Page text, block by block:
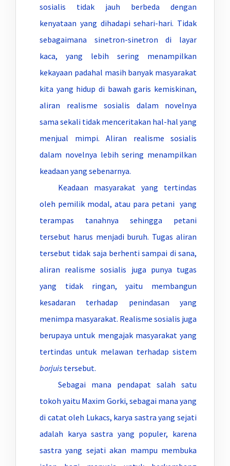
sosialis tidak jauh berbeda dengan
kenyataan yang dihadapi sehari-hari. Tidak
sebagaimana sinetron-sinetron di layar
kaca, yang lebih sering menampilkan
kekayaan padahal masih banyak masyarakat
kita yang hidup di bawah garis kemiskinan,
aliran realisme sosialis dalam novelnya
sama sekali tidak menceritakan hal-hal yang
menjual mimpi. Aliran realisme sosialis
dalam novelnya lebih sering menampilkan
keadaan yang sebenarnya.
Keadaan masyarakat yang tertindas
oleh pemilik modal, atau para petani yang
terampas tanahnya sehingga petani
tersebut harus menjadi buruh. Tugas aliran
tersebut tidak saja berhenti sampai di sana,
aliran realisme sosialis juga punya tugas
yang tidak ringan, yaitu membangun
kesadaran terhadap penindasan yang
menimpa masyarakat. Realisme sosialis juga
berupaya untuk mengajak masyarakat yang
tertindas untuk melawan terhadap sistem
borjuis tersebut.
Sebagai mana pendapat salah satu
tokoh yaitu Maxim Gorki, sebagai mana yang
di catat oleh Lukacs, karya sastra yang sejati
adalah karya sastra yang populer, karena
sastra yang sejati akan mampu membuka